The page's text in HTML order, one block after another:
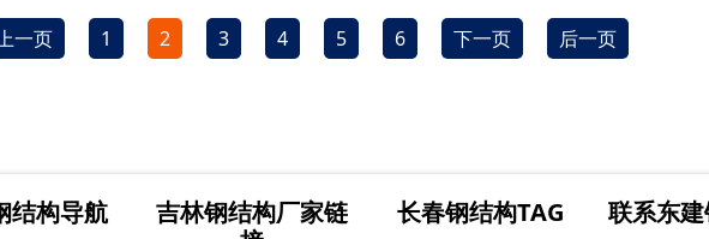
一页 1 2 3 4 5 6 下一页 后一页
结构导航
吉林钢结构厂家链
长春钢结构TAG 联系东